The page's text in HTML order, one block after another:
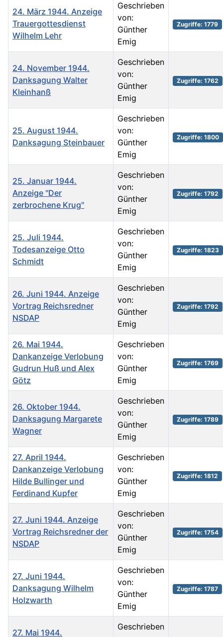
24. März 1944. Anzeige
Trauergottesdienst
Wilhelm Lehr
Geschrieben
von:
Günther
Emig
Zugriffe: 1779
24. November 1944.
Danksagung Walter
Kleinhanß
Geschrieben
von:
Günther
Emig
Zugriffe: 1762
25. August 1944.
Danksagung Steinbauer
Geschrieben
von:
Günther
Emig
Zugriffe: 1800
25. Januar 1944.
Anzeige "Der
zerbrochene Krug"
Geschrieben
von:
Günther
Emig
Zugriffe: 1792
25. Juli 1944.
Todesanzeige Otto
Schmidt
Geschrieben
von:
Günther
Emig
Zugriffe: 1823
26. Juni 1944. Anzeige
Vortrag Reichsredner
NSDAP
Geschrieben
von:
Günther
Emig
Zugriffe: 1792
26. Mai 1944.
Dankanzeige Verlobung
Gudrun Huß und Alex
Götz
Geschrieben
von:
Günther
Emig
Zugriffe: 1769
26. Oktober 1944.
Danksagung Margarete
Wagner
Geschrieben
von:
Günther
Emig
Zugriffe: 1789
27. April 1944.
Dankanzeige Verlobung
Hilde Bullinger und
Ferdinand Kupfer
Geschrieben
von:
Günther
Emig
Zugriffe: 1812
27. Juni 1944. Anzeige
Vortrag Reichsredner der
NSDAP
Geschrieben
von:
Günther
Emig
Zugriffe: 1754
27. Juni 1944.
Danksagung Wilhelm
Holzwarth
Geschrieben
von:
Günther
Emig
Zugriffe: 1787
27. Mai 1944.
Geschrieben